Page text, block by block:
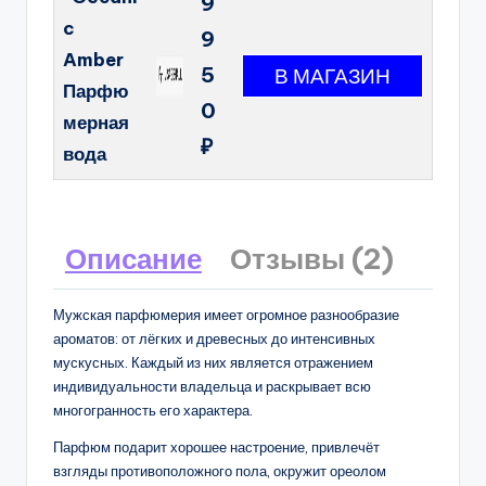
c
Amber
Парфю
мерная
вода
9
5
0
₽
Описание Отзывы (2)
Мужская парфюмерия имеет огромное разнообразие
ароматов: от лёгких и древесных до интенсивных
мускусных. Каждый из них является отражением
индивидуальности владельца и раскрывает всю
многогранность его характера.
Парфюм подарит хорошее настроение, привлечёт
взгляды противоположного пола, окружит ореолом